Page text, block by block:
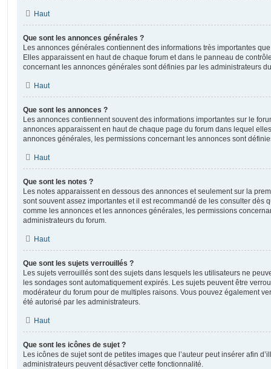
Haut
Que sont les annonces générales ?
Les annonces générales contiennent des informations très importantes
Elles apparaissent en haut de chaque forum et dans le panneau de
concernant les annonces générales sont définies par les administrateurs
Haut
Que sont les annonces ?
Les annonces contiennent souvent des informations importantes sur le
annonces apparaissent en haut de chaque page du forum dans lequel
annonces générales, les permissions concernant les annonces sont
Haut
Que sont les notes ?
Les notes apparaissent en dessous des annonces et seulement sur la
sont souvent assez importantes et il est recommandé de les consulter dès
comme les annonces et les annonces générales, les permissions
administrateurs du forum.
Haut
Que sont les sujets verrouillés ?
Les sujets verrouillés sont des sujets dans lesquels les utilisateurs ne
les sondages sont automatiquement expirés. Les sujets peuvent être
modérateur du forum pour de multiples raisons. Vous pouvez également
été autorisé par les administrateurs.
Haut
Que sont les icônes de sujet ?
Les icônes de sujet sont de petites images que l’auteur peut insérer afin
administrateurs peuvent désactiver cette fonctionnalité.